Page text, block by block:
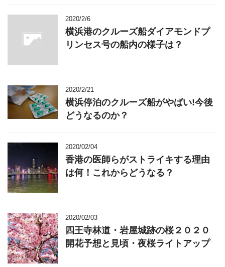
2020/2/6
横浜港のクルーズ船ダイアモンドプ
リンセス号の船内の様子は？
2020/2/21
横浜停泊のクルーズ船がやばい!今後
どうなるのか？
2020/02/04
香港の医師らがストライキする理由
は何！これからどうなる？
2020/02/03
四王寺林道・岩屋城跡の桜２０２０
開花予想と見頃・夜桜ライトアップ